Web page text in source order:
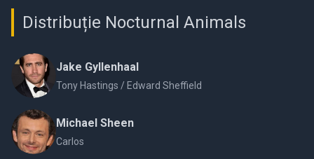
Distribuție Nocturnal Animals
Jake Gyllenhaal
Tony Hastings / Edward Sheffield
Michael Sheen
Carlos